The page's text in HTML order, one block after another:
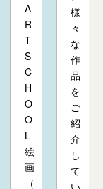
A
R
T
S
C
H
O
O
L
絵
画
（
様
々
な
作
品
を
ご
紹
介
し
て
い